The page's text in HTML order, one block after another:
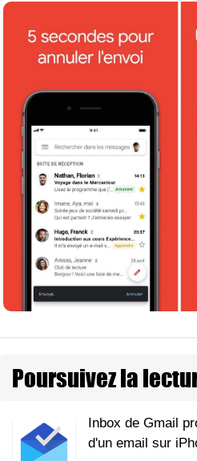
Poursuivez la
Inbox de Gmail
d'un email sur